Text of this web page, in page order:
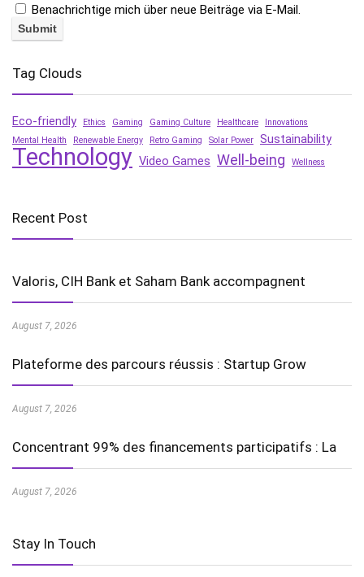
Benachrichtige mich über neue Beiträge via E-Mail.
Tag Clouds
Eco-friendly Ethics Gaming Gaming Culture Healthcare
Innovations
Mental Health
Renewable Energy Retro Gaming Solar Power Sustainability
Technology Video Games Well-being Wellness
Recent Post
Valoris, CIH Bank et Saham Bank accompagnent
August 7, 2026
Plateforme des parcours réussis : Startup Grow
August 7, 2026
Concentrant 99% des financements participatifs : La
August 7, 2026
Stay In Touch